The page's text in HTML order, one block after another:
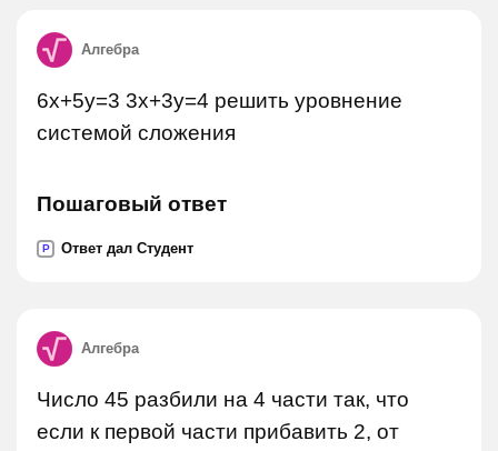
Алгебра
6x+5y=3 3x+3y=4 решить уровнение
системой сложения
Пошаговый ответ
P Ответ дал Студент
Алгебра
Число 45 разбили на 4 части так, что
если к первой части прибавить 2, от